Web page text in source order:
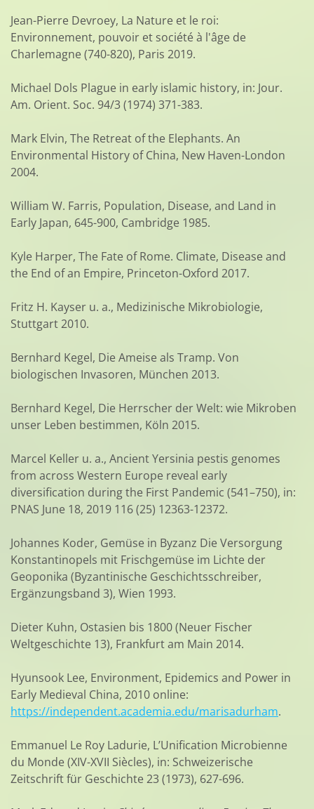
Jean-Pierre Devroey, La Nature et le roi:
Environnement, pouvoir et société à l'âge de
Charlemagne (740-820), Paris 2019.
Michael Dols Plague in early islamic history, in: Jour.
Am. Orient. Soc. 94/3 (1974) 371-383.
Mark Elvin, The Retreat of the Elephants. An
Environmental History of China, New Haven-London
2004.
William W. Farris, Population, Disease, and Land in
Early Japan, 645-900, Cambridge 1985.
Kyle Harper, The Fate of Rome. Climate, Disease and
the End of an Empire, Princeton-Oxford 2017.
Fritz H. Kayser u. a., Medizinische Mikrobiologie,
Stuttgart 2010.
Bernhard Kegel, Die Ameise als Tramp. Von
biologischen Invasoren, München 2013.
Bernhard Kegel, Die Herrscher der Welt: wie Mikroben
unser Leben bestimmen, Köln 2015.
Marcel Keller u. a., Ancient Yersinia pestis genomes
from across Western Europe reveal early
diversification during the First Pandemic (541–750), in:
PNAS June 18, 2019 116 (25) 12363-12372.
Johannes Koder, Gemüse in Byzanz Die Versorgung
Konstantinopels mit Frischgemüse im Lichte der
Geoponika (Byzantinische Geschichtsschreiber,
Ergänzungsband 3), Wien 1993.
Dieter Kuhn, Ostasien bis 1800 (Neuer Fischer
Weltgeschichte 13), Frankfurt am Main 2014.
Hyunsook Lee, Environment, Epidemics and Power in
Early Medieval China, 2010 online:
https://independent.academia.edu/marisadurham.
Emmanuel Le Roy Ladurie, L’Unification Microbienne
du Monde (XIV-XVII Siècles), in: Schweizerische
Zeitschrift für Geschichte 23 (1973), 627-696.